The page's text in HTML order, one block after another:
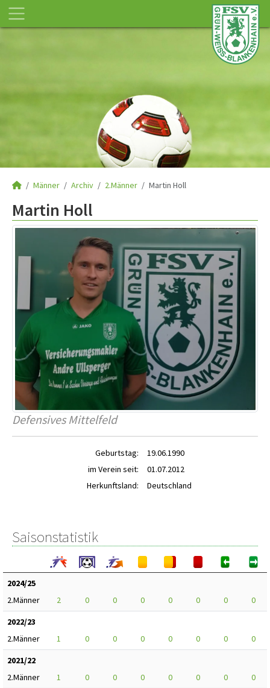
Männer Archiv 2.Männer Martin Holl
Martin Holl
Defensives Mittelfeld
Geburtstag:
19.06.1990
im Verein seit:
01.07.2012
Herkunftsland:
Deutschland
Saisonstatistik
2024/25
2.Männer
2 0 0 0 0 0 0
0
2022/23
2.Männer
1 0 0 0 0 0 0
0
2021/22
2.Männer
1 0 0 0 0 0 0
0